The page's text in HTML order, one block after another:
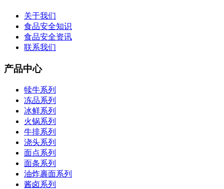
关于我们
食品安全知识
食品安全资讯
联系我们
产品中心
犊牛系列
冻品系列
冰鲜系列
火锅系列
牛排系列
浇头系列
面点系列
面条系列
油炸裹面系列
酱卤系列